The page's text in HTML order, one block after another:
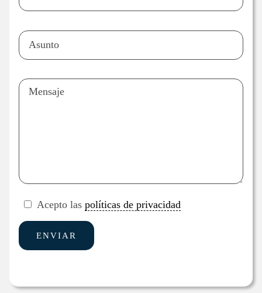
Acepto las políticas de privacidad